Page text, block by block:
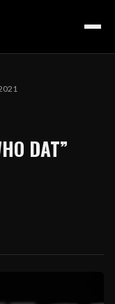
DAT”